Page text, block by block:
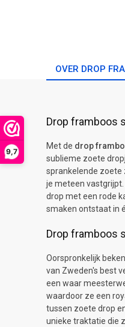
9,7
OVER DROP
Drop framboos
Met de drop
sublieme zoete
sprankelende zoete
je meteen
drop met een rode
smaken ontstaat in
Drop framboos
Oorspronkelijk
van Zweden's best
een waar
waardoor ze een
tussen zoete drop
unieke traktatie die